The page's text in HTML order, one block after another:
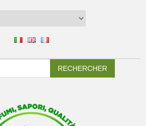
RECHERCHER